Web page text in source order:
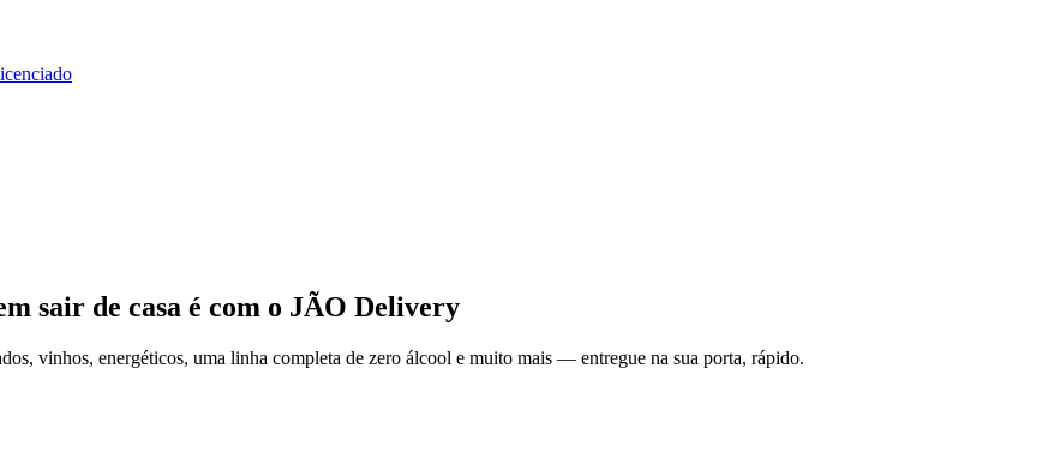
sair de casa é com o JÃO Delivery
vinhos, energéticos, uma linha completa de zero álcool e muito mais — entregue na sua porta, rápido.